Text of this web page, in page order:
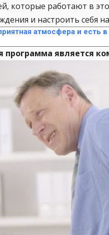
которые работают в
и настроить себя
атмосфера и есть
является